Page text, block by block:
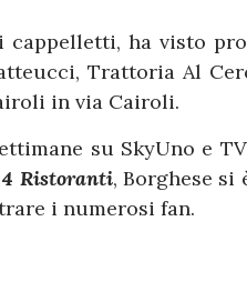
i cappelletti, ha visto
Trattoria Al
in via Cairoli.
su SkyUno e
4 Ristoranti, Borghese si
i numerosi fan.